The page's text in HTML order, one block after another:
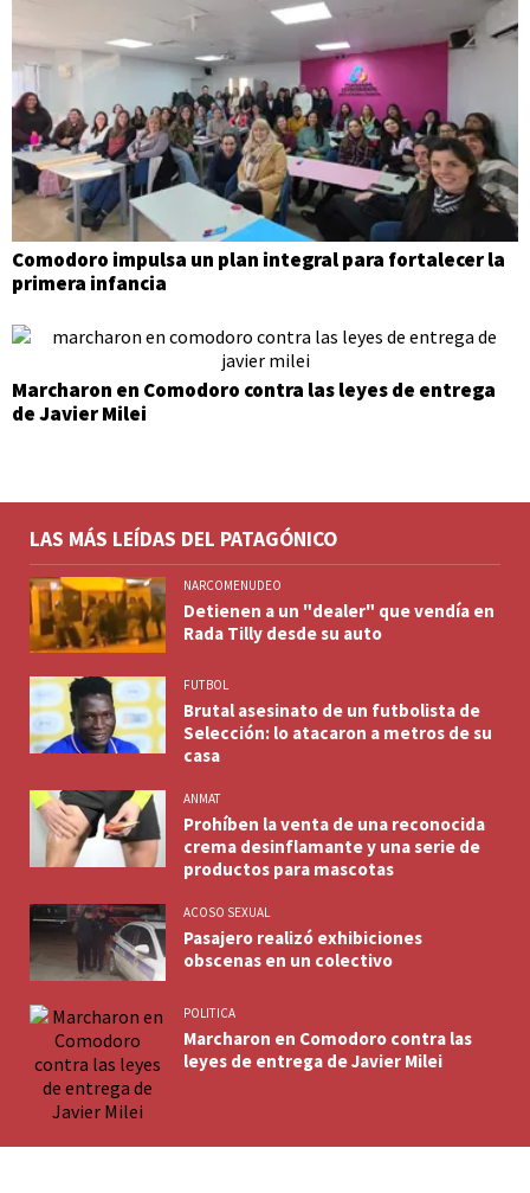
Comodoro impulsa un plan integral para fortalecer la
primera infancia
Marcharon en Comodoro contra las leyes de entrega
de Javier Milei
LAS MÁS LEÍDAS DEL PATAGÓNICO
NARCOMENUDEO
Detienen a un "dealer" que vendía en
Rada Tilly desde su auto
FUTBOL
Brutal asesinato de un futbolista de
Selección: lo atacaron a metros de su
casa
ANMAT
Prohíben la venta de una reconocida
crema desinflamante y una serie de
productos para mascotas
ACOSO SEXUAL
Pasajero realizó exhibiciones
obscenas en un colectivo
POLITICA
Marcharon en Comodoro contra las
leyes de entrega de Javier Milei